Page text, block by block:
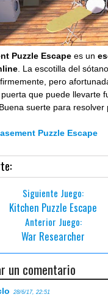
Puzzle Escape es un
. La escotilla del
pero
que puede llevarte
suerte para resolver
Puzzle Escape
Siguiente Juego:
Kitchen Puzzle Escape
Anterior Juego:
War Researcher
un comentario
28/6/17, 22:51